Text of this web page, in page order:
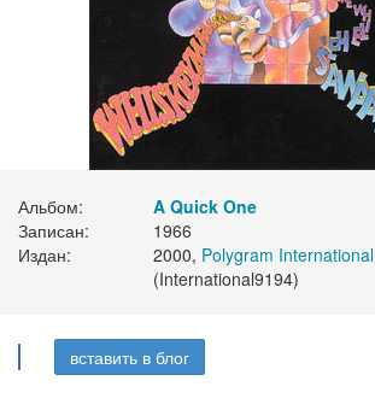
Альбом:
A Quick One
Записан:
1966
Издан:
2000, Polygram International
(International9194)
вставить в блог